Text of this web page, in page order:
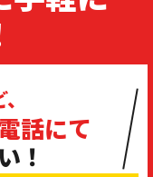
話にて
！